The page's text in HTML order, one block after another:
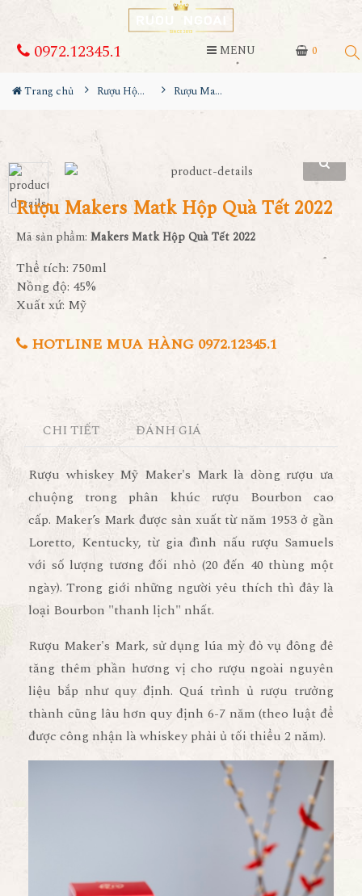
0
0972.12345.1 MENU
Trang chủ Rượu Hộp Quà Rượu Makers Matk Hộp Quà Tết 2022
Rượu Makers Matk Hộp Quà Tết 2022
Mã sản phẩm: Makers Matk Hộp Quà Tết 2022
Thể tích: 750ml
Nồng độ: 45%
Xuất xứ: Mỹ
HOTLINE MUA HÀNG 0972.12345.1
CHI TIẾT ĐÁNH GIÁ
Rượu whiskey Mỹ Maker's Mark là dòng rượu ưa
chuộng trong phân khúc rượu Bourbon cao
cấp. Maker’s Markđược sản xuất từ năm 1953 ở gần
Loretto, Kentucky, từ gia đình nấu rượu Samuels
với số lượng tương đối nhỏ (20 đến 40 thùng một
ngày). Trong giới những người yêu thích thì đây là
loại Bourbon "thanh lịch" nhất.
Rượu Maker's Mark, sử dụng lúa mỳ đỏ vụ đông đê
tăng thêm phần hương vị cho rượu ngoài nguyên
liệu bắp như quy định. Quá trình ủ rượu trưởng
thành cũng lâu hơn quy định 6-7 năm (theo luật để
được công nhận là whiskey phải ủ tối thiểu 2 năm).